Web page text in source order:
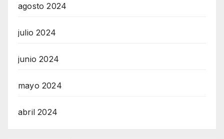
agosto 2024
julio 2024
junio 2024
mayo 2024
abril 2024